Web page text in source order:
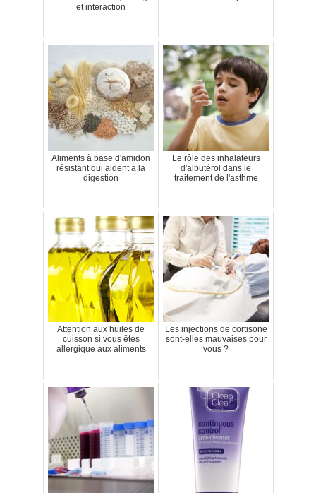
et interaction
Aliments à base d'amidon
résistant qui aident à la
digestion
Le rôle des inhalateurs
d'albutérol dans le
traitement de l'asthme
Attention aux huiles de
cuisson si vous êtes
allergique aux aliments
Les injections de cortisone
sont-elles mauvaises pour
vous ?